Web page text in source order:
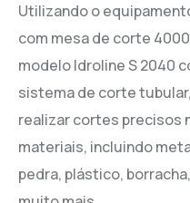
Utilizando o
com mesa de corte
modelo Idroline S 2040
sistema de corte
realizar cortes precisos
materiais, incluindo
pedra, plástico,